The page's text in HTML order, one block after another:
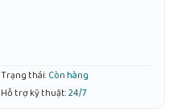
Trạng thái: Còn hàng
Hỗ trợ kỹ thuật:24/7